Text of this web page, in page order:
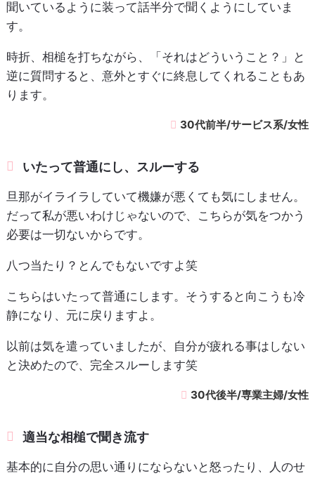
聞いているように装って話半分で聞くようにしていま
す。
時折、相槌を打ちながら、「それはどういうこと？」と
逆に質問すると、意外とすぐに終息してくれることもあ
ります。
30代前半/サービス系/女性
いたって普通にし、スルーする
旦那がイライラしていて機嫌が悪くても気にしません。
だって私が悪いわけじゃないので、こちらが気をつかう
必要は一切ないからです。
八つ当たり？とんでもないですよ笑
こちらはいたって普通にします。そうすると向こうも冷
静になり、元に戻りますよ。
以前は気を遣っていましたが、自分が疲れる事はしない
と決めたので、完全スルーします笑
30代後半/専業主婦/女性
適当な相槌で聞き流す
基本的に自分の思い通りにならないと怒ったり、人のせ